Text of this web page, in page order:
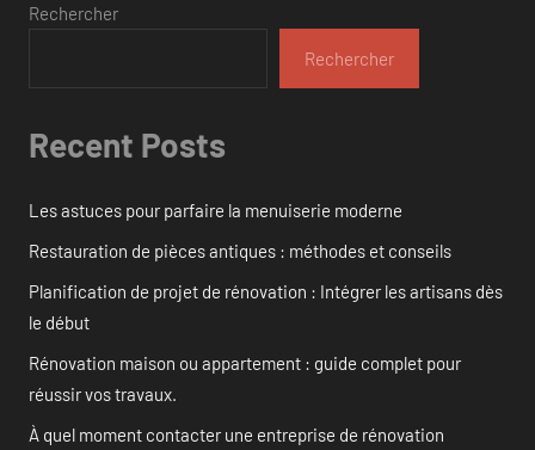
Rechercher
Rechercher
Recent Posts
Les astuces pour parfaire la menuiserie moderne
Restauration de pièces antiques : méthodes et conseils
Planification de projet de rénovation : Intégrer les artisans dès
le début
Rénovation maison ou appartement : guide complet pour
réussir vos travaux.
À quel moment contacter une entreprise de rénovation